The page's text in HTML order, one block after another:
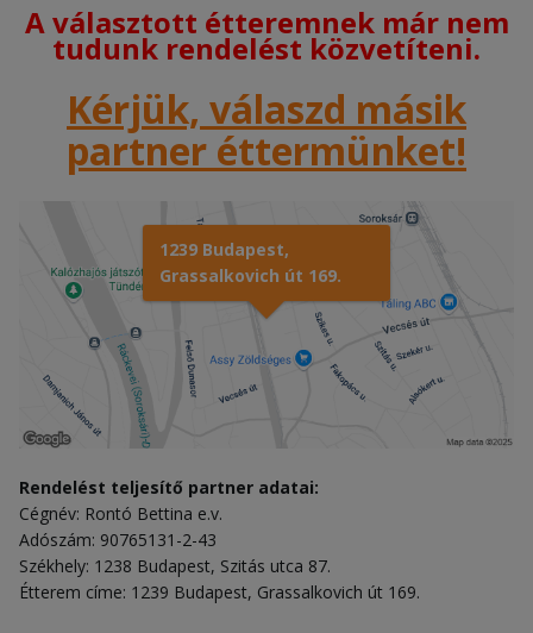
A választott étteremnek már nem
tudunk rendelést közvetíteni.
Kérjük, válaszd másik
partner éttermünket!
1239 Budapest,
Grassalkovich út 169.
Rendelést teljesítő partner adatai:
Cégnév: Rontó Bettina e.v.
Adószám: 90765131-2-43
Székhely: 1238 Budapest, Szitás utca 87.
Étterem címe: 1239 Budapest, Grassalkovich út 169.